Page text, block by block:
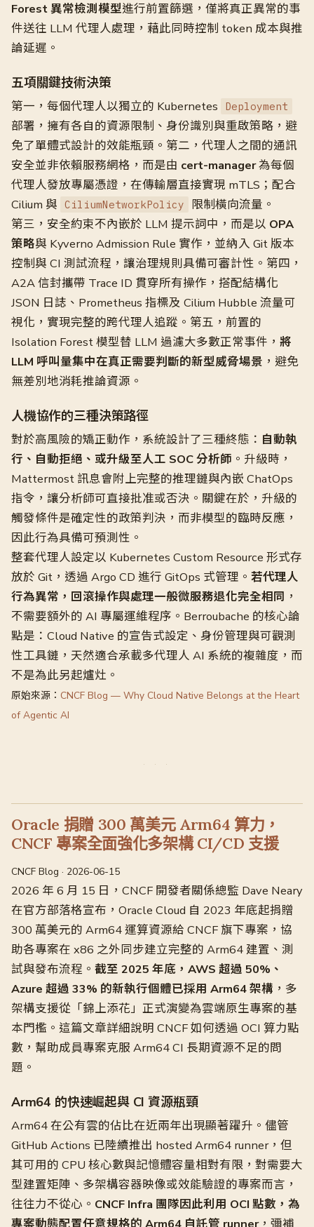
Forest 異常檢測模型進行前置篩選，僅將真正異常的事
件送往 LLM 代理人處理，藉此同時控制 token 成本與推
論延遲。
五項關鍵技術決策
第一，每個代理人以獨立的 Kubernetes Deployment
部署，擁有各自的資源限制、身份識別與重啟策略，避
免了單體式設計的效能瓶頸。第二，代理人之間的通訊
安全並非依賴服務網格，而是由 cert-manager為每個
代理人發放專屬憑證，在傳輸層直接實現 mTLS；配合
Cilium 與 CiliumNetworkPolicy
限制橫向流量。
第三，安全約束不內嵌於 LLM 提示詞中，而是以 OPA
策略與 Kyverno Admission Rule 實作，並納入 Git 版本
控制與 CI 測試流程，讓治理規則具備可審計性。第四，
A2A 信封攜帶 Trace ID 貫穿所有操作，搭配結構化
JSON 日誌、Prometheus 指標及 Cilium Hubble 流量可
視化，實現完整的跨代理人追蹤。第五，前置的
Isolation Forest 模型替 LLM 過濾大多數正常事件， 將
LLM 呼叫量集中在真正需要判斷的新型威脅場景 ，避免
無差別地消耗推論資源。
人機協作的三種決策路徑
對於高風險的矯正動作，系統設計了三種終態： 自動執
行、自動拒絕、或升級至人工 SOC 分析師 。升級時，
Mattermost 訊息會附上完整的推理鏈與內嵌 ChatOps
指令，讓分析師可直接批准或否決。關鍵在於，升級的
觸發條件是確定性的政策判決，而非模型的臨時反應，
因此行為具備可預測性。
整套代理人設定以 Kubernetes Custom Resource 形式存
放於 Git，透過 Argo CD 進行 GitOps 式管理。 若代理人
行為異常，回滾操作與處理一般微服務退化完全相同 ，
不需要額外的 AI 專屬運維程序。Berroubache 的核心論
點是：Cloud Native 的宣告式設定、身份管理與可觀測
性工具鏈，天然適合承載多代理人 AI 系統的複雜度，而
不是為此另起爐灶。
原始來源： CNCF Blog — Why Cloud Native Belongs at the Heart
of Agentic AI
Oracle 捐贈 300 萬美元 Arm64 算力，
CNCF 專案全面強化多架構 CI/CD 支援
CNCF Blog · 2026-06-15
2026 年 6 月 15 日，CNCF 開發者關係總監 Dave Neary
在官方部落格宣布，Oracle Cloud 自 2023 年底起捐贈
300 萬美元的 Arm64 運算資源給 CNCF 旗下專案，協
助各專案在 x86 之外同步建立完整的 Arm64 建置、測
試與發布流程。 截至 2025 年底，AWS 超過 50%、
Azure 超過 33% 的新執行個體已採用 Arm64 架構 ，多
架構支援從「錦上添花」正式演變為雲端原生專案的基
本門檻。這篇文章詳細說明 CNCF 如何透過 OCI 算力點
數，幫助成員專案克服 Arm64 CI 長期資源不足的問
題。
Arm64 的快速崛起與 CI 資源瓶頸
Arm64 在公有雲的佔比在近兩年出現顯著躍升。儘管
GitHub Actions 已陸續推出 hosted Arm64 runner，但
其可用的 CPU 核心數與記憶體容量相對有限，對需要大
型建置矩陣、多架構容器映像或效能驗證的專案而言，
往往力不從心。 CNCF Infra 團隊因此利用 OCI 點數，為